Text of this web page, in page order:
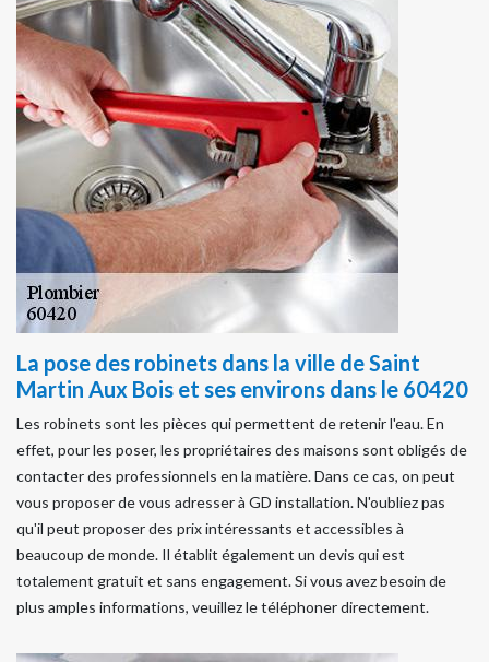
La pose des robinets dans la ville de Saint
Martin Aux Bois et ses environs dans le 60420
Les robinets sont les pièces qui permettent de retenir l'eau. En
effet, pour les poser, les propriétaires des maisons sont obligés de
contacter des professionnels en la matière. Dans ce cas, on peut
vous proposer de vous adresser à GD installation. N'oubliez pas
qu'il peut proposer des prix intéressants et accessibles à
beaucoup de monde. Il établit également un devis qui est
totalement gratuit et sans engagement. Si vous avez besoin de
plus amples informations, veuillez le téléphoner directement.